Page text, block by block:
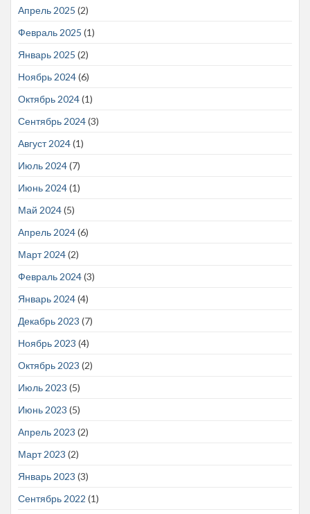
Апрель 2025 (2)
Февраль 2025 (1)
Январь 2025 (2)
Ноябрь 2024(6)
Октябрь 2024(1)
Сентябрь 2024(3)
Август 2024(1)
Июль 2024(7)
Июнь 2024(1)
Май 2024(5)
Апрель 2024(6)
Март 2024(2)
Февраль 2024(3)
Январь 2024(4)
Декабрь 2023 (7)
Ноябрь 2023 (4)
Октябрь 2023 (2)
Июль 2023 (5)
Июнь 2023 (5)
Апрель 2023 (2)
Март 2023 (2)
Январь 2023 (3)
Сентябрь 2022 (1)